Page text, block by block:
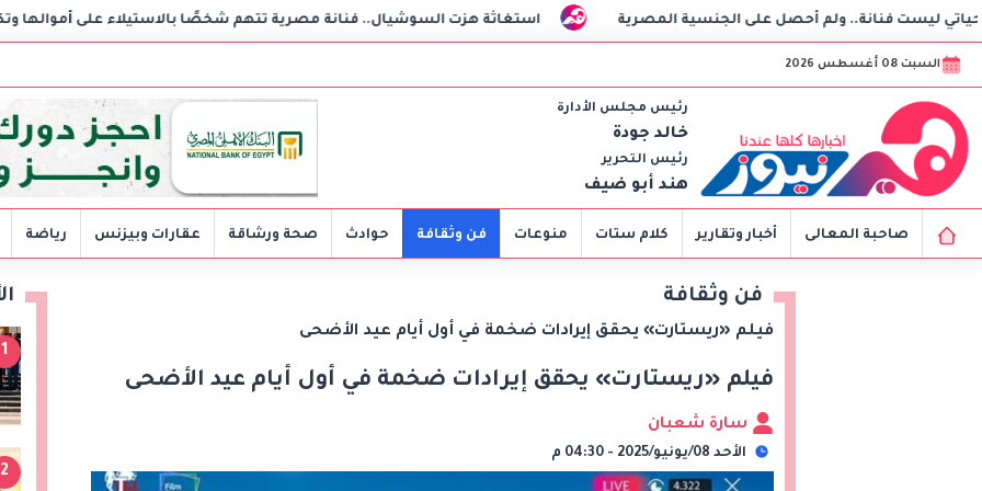
استغاثة هزت السوشيال.. فنانة مصرية تتهم شخصًا بالاستيلاء على أموالها وتكشف مفاجأة على الجنسية المصرية
السبت 08 أغسطس 2026
رئيس مجلس الأدارة
خالد جودة
رئيس التحرير
هند أبو ضيف
صاحبة المعالى أخبار وتقارير كلام ستات منوعات فن وثقافة حوادث صحة ورشاقة عقارات وبيزنس رياضة
فن وثقافة
فيلم «ريستارت» يحقق إيرادات ضخمة في أول أيام عيد الأضحى
فيلم «ريستارت» يحقق إيرادات ضخمة في أول أيام عيد الأضحى
سارة شعبان
الأحد 08/يونيو/2025 - 04:30 م
1
2